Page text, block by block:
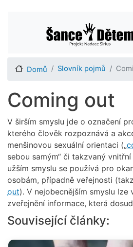
Main navigation
Domů Slovník pojmů
Coming out
V širším smyslu jde o označení
kterého člověk rozpoznává a
menšinovou sexuální orientaci („
sebou samým“ či takzvaný vnitřní
užším smyslu se používá pro
osobám, případně veřejnosti
out). V nejobecnějším smyslu
zveřejnění informace, která
Související články: